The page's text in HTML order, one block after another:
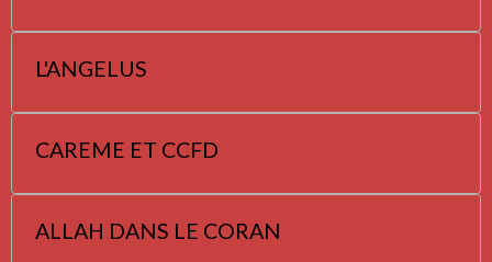
L'ANGELUS
CAREME ET CCFD
ALLAH DANS LE CORAN